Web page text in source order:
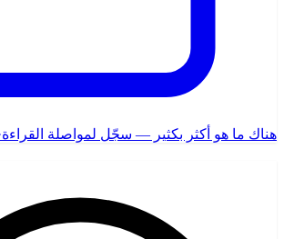
هناك ما هو أكثر بكثير — سجّل لمواصلة القراءة